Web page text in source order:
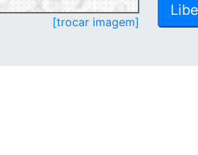
[trocar imagem]